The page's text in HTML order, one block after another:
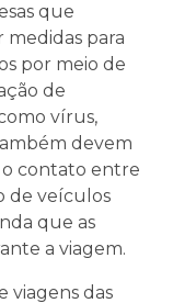
que
medidas para
por meio de
de
vírus,
devem
o contato entre
de veículos
que as
a viagem.
viagens das